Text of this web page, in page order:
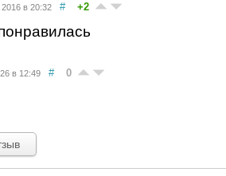
в 20:32 # +2
в 12:49 # 0